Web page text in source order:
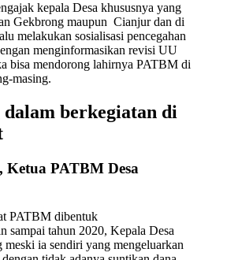
kepala Desa khususnya yang
Gekbrong maupun Cianjur dan di
melakukan sosialisasi pencegahan
menginformasikan revisi UU
bisa mendorong lahirnya PATBM di
masing.
berkegiatan di
Ketua PATBM Desa
PATBM dibentuk
sampai tahun 2020, Kepala Desa
meski ia sendiri yang mengeluarkan